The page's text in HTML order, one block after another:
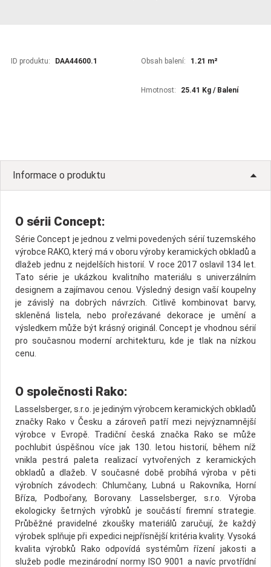
ID produktu: DAA44600.1 Obsah balení: 1.21 m²
Hmotnost: 25.41 Kg / Balení
Informace o produktu
O sérii Concept:
Série Concept je jednou z velmi povedených sérií tuzemského
výrobce RAKO, který má v oboru výroby keramických obkladů a
dlažeb jednu z nejdelších historií. V roce 2017 oslavil 134 let.
Tato série je ukázkou kvalitního materiálu s univerzálním
designem a zajímavou cenou. Výsledný design vaší koupelny
je závislý na dobrých návrzích. Citlivě kombinovat barvy,
skleněná listela, nebo prořezávané dekorace je umění a
výsledkem může být krásný originál. Concept je vhodnou sérií
pro současnou moderní architekturu, kde je tlak na nízkou
cenu.
O společnosti Rako:
Lasselsberger, s.r.o. je jediným výrobcem keramických obkladů
značky Rako v Česku a zároveň patří mezi nejvýznamnější
výrobce v Evropě. Tradiční česká značka Rako se může
pochlubit úspěšnou více jak 130. letou historií, během níž
vnikla pestrá paleta realizací vytvořených z keramických
obkladů a dlažeb. V současné době probíhá výroba v pěti
výrobních závodech: Chlumčany, Lubná u Rakovníka, Horní
Bříza, Podbořany, Borovany. Lasselsberger, s.r.o. Výroba
ekologicky šetrných výrobků je součástí firemní strategie.
Průběžné pravidelné zkoušky materiálů zaručují, že každý
výrobek splňuje při expedici nejpřísnější kritéria kvality. Vysoká
kvalita výrobků Rako odpovídá systémům řízení jakosti a
služeb podle mezinárodní normy ISO 9001 a navíc prvotřídní